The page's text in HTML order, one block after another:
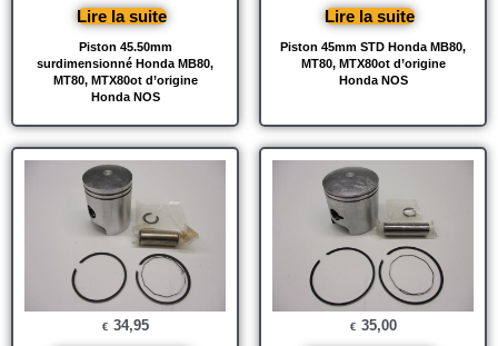
Piston 45.50mm
surdimensionné Honda MB80,
MT80, MTX80ot d’origine
Honda NOS
Lire la suite
Piston 45mm STD Honda MB80,
MT80, MTX80ot d’origine
Honda NOS
Lire la suite
€ 34,95 € 35,00